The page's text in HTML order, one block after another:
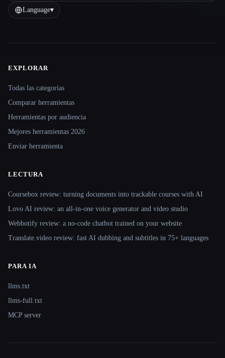
Language▾
Site navigation
EXPLORAR
Todas las categorías
Comparar herramientas
Herramientas por audiencia
Mejores herramientas 2026
Enviar herramienta
LECTURA
Coursebox review: turning documents into trackable courses with AI
Lovo AI review: an all-in-one voice generator and video studio
Webbotify review: a no-code chatbot trained on your website
Translate.video review: fast AI dubbing and subtitles in 75+ languages
PARA IA
llms.txt
llms-full.txt
MCP server